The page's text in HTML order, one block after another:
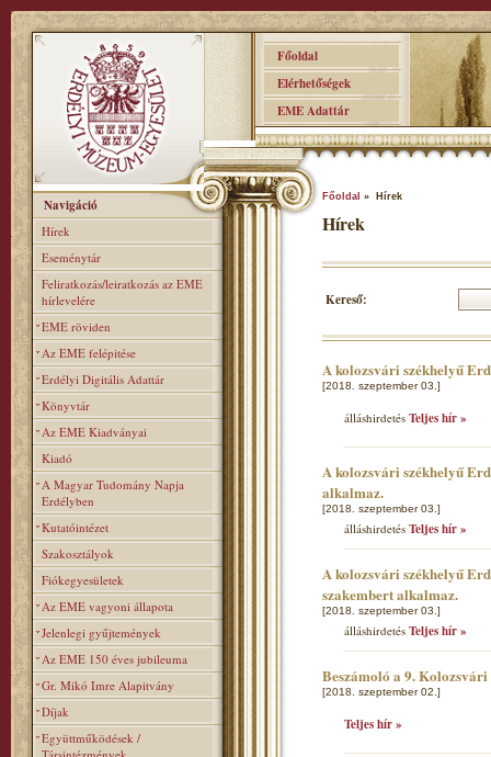
Főoldal
Elérhetőségek
EME Adattár
Navigáció
Hírek
Eseménytár
Feliratkozás/leiratkozás az EME
hírlevelére
EME röviden
Az EME felépitése
Erdélyi Digitális Adattár
Könyvtár
Az EME Kiadványai
Kiadó
A Magyar Tudomány Napja
Erdélyben
Kutatóintézet
Szakosztályok
Fiókegyesületek
Az EME vagyoni állapota
Jelenlegi gyűjtemények
Az EME 150 éves jubileuma
Gr. Mikó Imre Alapitvány
Díjak
Együttműködések /
Főoldal » Hírek
Hírek
Kereső:
A kolozsvári székhelyű
[2018. szeptember 03.]
álláshirdetés Teljes hír »
A kolozsvári székhelyű
alkalmaz.
[2018. szeptember 03.]
álláshirdetés Teljes hír »
A kolozsvári székhelyű
szakembert alkalmaz.
[2018. szeptember 03.]
álláshirdetés Teljes hír »
Beszámoló a 9.
[2018. szeptember 02.]
Teljes hír »